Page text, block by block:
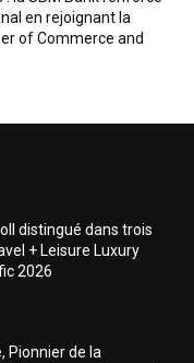
en rejoignant la
of Commerce and
distingué dans trois
+ Leisure Luxury
2026
Pionnier de la